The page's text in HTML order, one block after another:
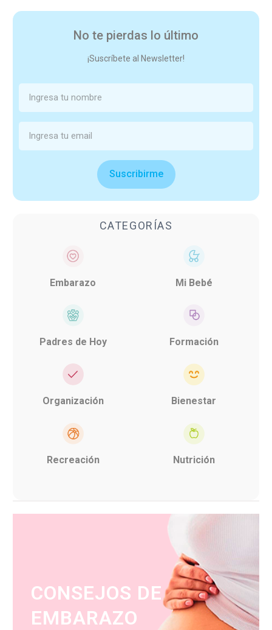
No te pierdas lo último
¡Suscríbete al Newsletter!
Suscribirme
CATEGORÍAS
Embarazo Mi Bebé
Padres de Hoy Formación
Organización Bienestar
Recreación Nutrición
CONSEJOS DE
EMBARAZO